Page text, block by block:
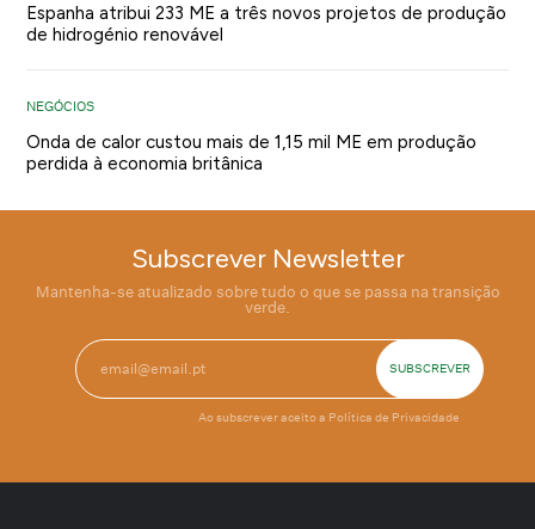
Espanha atribui 233 ME a três novos projetos de produção
de hidrogénio renovável
NEGÓCIOS
Onda de calor custou mais de 1,15 mil ME em produção
perdida à economia britânica
Subscrever Newsletter
Mantenha-se atualizado sobre tudo o que se passa na transição
verde.
Ao subscrever aceito a Política de Privacidade